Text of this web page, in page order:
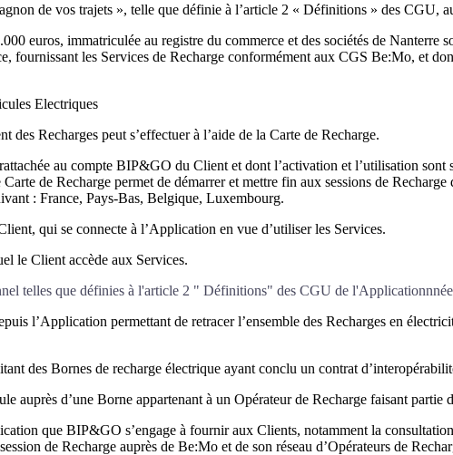
de vos trajets », telle que définie à l’article 2 « Définitions » des CGU,
euros, immatriculée au registre du commerce et des sociétés de Nanterre
les Services de Recharge conformément aux CGS Be:Mo, et
Electriques
des Recharges peut s’effectuer à l’aide de la Carte de Recharge.
au compte BIP&GO du Client et dont l’activation et l’utilisation
de Recharge permet de démarrer et mettre fin aux sessions de
: France, Pays-Bas, Belgique, Luxembourg.
qui se connecte à l’Application en vue d’utiliser les Services.
le Client accède aux Services.
telles que définies à l'article 2 " Définitions" des CGU de
l’Application permettant de retracer l’ensemble des Recharges en
des Bornes de recharge électrique ayant conclu un contrat
auprès d’une Borne appartenant à un Opérateur de Recharge faisant partie
que BIP&GO s’engage à fournir aux Clients, notamment la
de Recharge auprès de Be:Mo et de son réseau d’Opérateurs de